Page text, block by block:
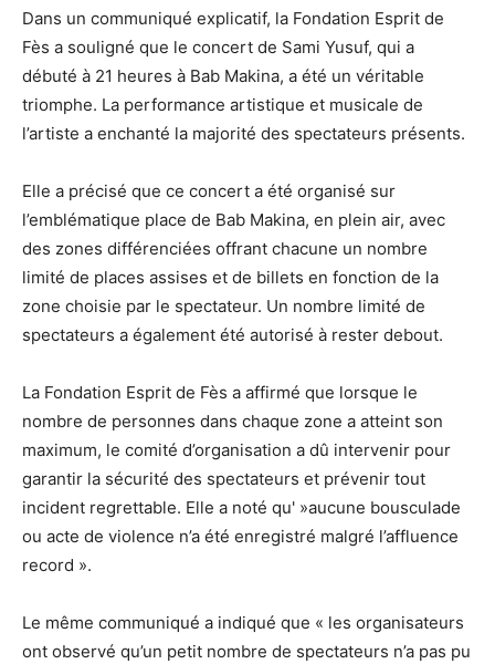
Dans un communiqué explicatif, la Fondation Esprit de
Fès a souligné que le concert de Sami Yusuf, qui a
débuté à 21 heures à Bab Makina, a été un véritable
triomphe. La performance artistique et musicale de
l’artiste a enchanté la majorité des spectateurs présents.
Elle a précisé que ce concert a été organisé sur
l’emblématique place de Bab Makina, en plein air, avec
des zones différenciées offrant chacune un nombre
limité de places assises et de billets en fonction de la
zone choisie par le spectateur. Un nombre limité de
spectateurs a également été autorisé à rester debout.
La Fondation Esprit de Fès a affirmé que lorsque le
nombre de personnes dans chaque zone a atteint son
maximum, le comité d’organisation a dû intervenir pour
garantir la sécurité des spectateurs et prévenir tout
incident regrettable. Elle a noté qu' »aucune bousculade
ou acte de violence n’a été enregistré malgré l’affluence
record ».
Le même communiqué a indiqué que « les organisateurs
ont observé qu’un petit nombre de spectateurs n’a pas pu